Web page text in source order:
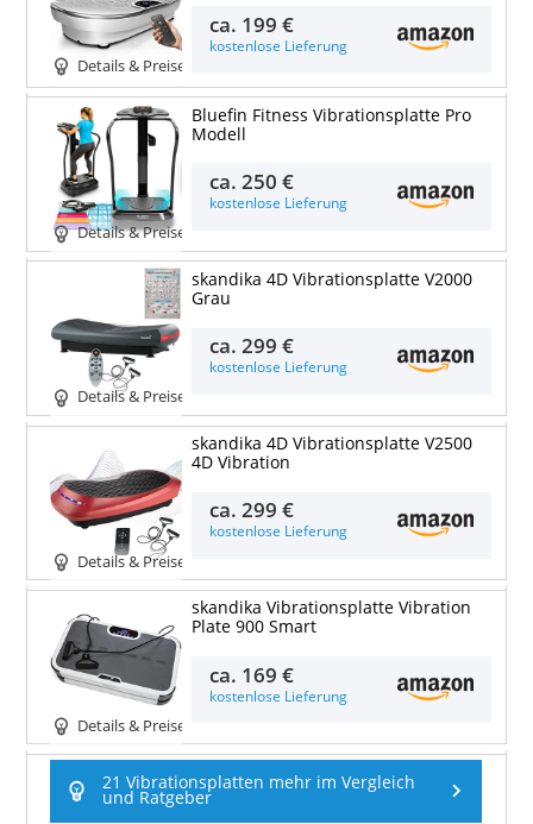
Details & Preise
ca. 199 €
kostenlose Lieferung
Details & Preise
Bluefin Fitness Vibrationsplatte Pro
Modell
ca.250 €
kostenlose Lieferung
Details & Preise
skandika 4D Vibrationsplatte V2000
Grau
ca.299 €
kostenlose Lieferung
Details & Preise
skandika 4D Vibrationsplatte V2500
4D Vibration
ca.299 €
kostenlose Lieferung
Details & Preise
skandika Vibrationsplatte Vibration
Plate 900 Smart
ca. 169 €
kostenlose Lieferung
21 Vibrationsplatten mehr im Vergleich
und Ratgeber